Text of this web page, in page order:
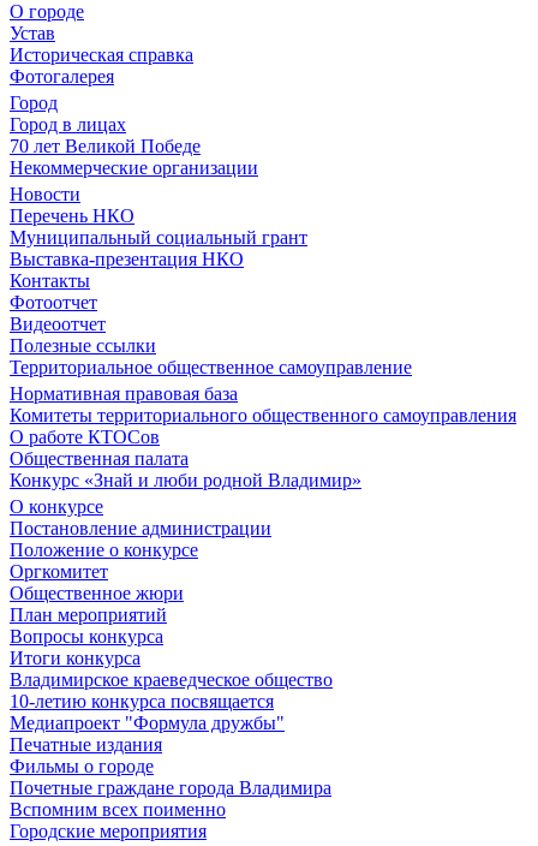
О городе
Устав
Историческая справка
Фотогалерея
Город
Город в лицах
70 лет Великой Победе
Некоммерческие организации
Новости
Перечень НКО
Муниципальный социальный грант
Выставка-презентация НКО
Контакты
Фотоотчет
Видеоотчет
Полезные ссылки
Территориальное общественное самоуправление
Нормативная правовая база
Комитеты территориального общественного самоуправления
О работе КТОСов
Общественная палата
Конкурс «Знай и люби родной Владимир»
О конкурсе
Постановление администрации
Положение о конкурсе
Оргкомитет
Общественное жюри
План мероприятий
Вопросы конкурса
Итоги конкурса
Владимирское краеведческое общество
10-летию конкурса посвящается
Медиапроект "Формула дружбы"
Печатные издания
Фильмы о городе
Почетные граждане города Владимира
Вспомним всех поименно
Городские мероприятия